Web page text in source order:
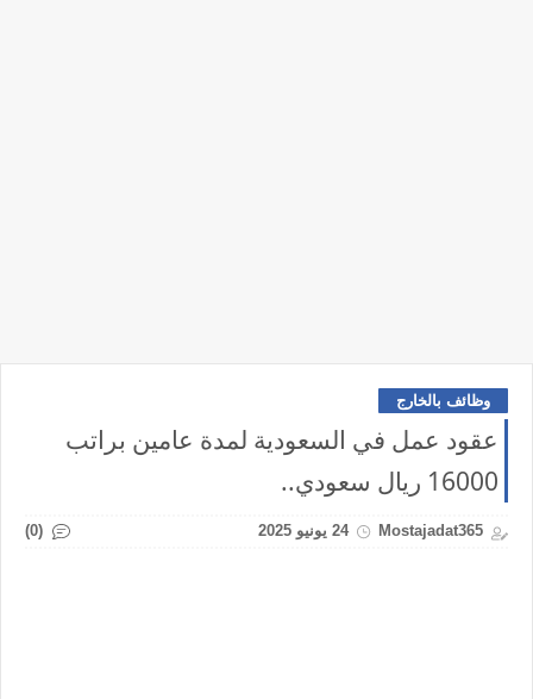
وظائف بالخارج
عقود عمل في السعودية لمدة عامين براتب
16000 ريال سعودي..
Mostajadat365 24 يونيو 2025 (0)